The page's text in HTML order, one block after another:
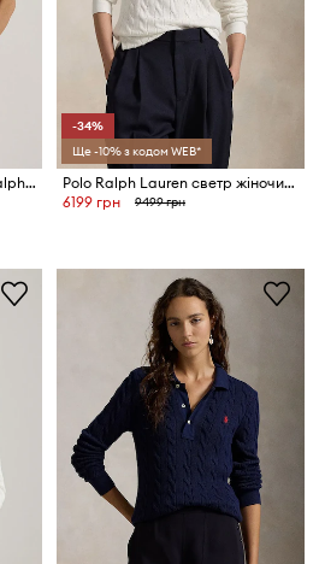
Бавовняний светр Lauren Ralph Lauren
-34%
Ще -10% з кодом WEB*
Polo Ralph Lauren светр жіночий бавовняний
6199 грн
9499 грн